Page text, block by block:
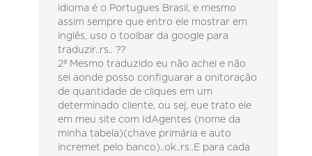
idioma é o Portugues Brasil, e mesmo
assim sempre que entro ele mostrar em
inglês, uso o toolbar da google para
traduzir..rs.. ??
2º Mesmo traduzido eu não achei e não
sei aonde posso configuarar a onitoração
de quantidade de cliques em um
determinado cliente, ou sej, eue trato ele
em meu site com IdAgentes (nome da
minha tabela)(chave primária e auto
incremet pelo banco)..ok..rs..E para cada